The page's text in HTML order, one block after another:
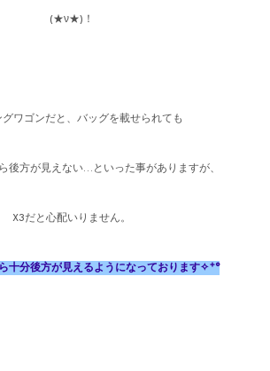
(★ν★)！
グワゴンだと、バッグを載せられても
後方が見えない…といった事がありますが、
X3だと心配いりません。
十分後方が見えるようになっております✧˖°